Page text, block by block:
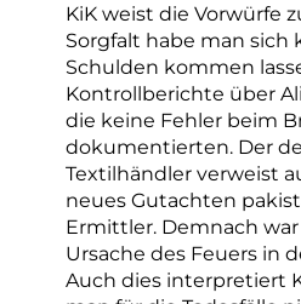
KiK weist die Vorwürfe
Sorgfalt habe man sich
Schulden kommen
Kontrollberichte über
die keine Fehler beim
dokumentierten. Der
Textilhändler verweist
neues Gutachten
Ermittler. Demnach
Ursache des Feuers in
Auch dies interpretiert